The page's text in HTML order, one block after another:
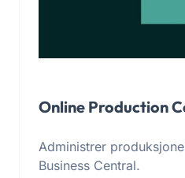
Online Production
Administrer
Business Central.